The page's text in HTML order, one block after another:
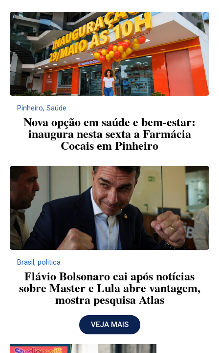
Pinheiro, Saúde
Nova opção em saúde e bem-estar:
inaugura nesta sexta a Farmácia
Cocais em Pinheiro
Brasil , politica
Flávio Bolsonaro cai após notícias
sobre Master e Lula abre vantagem,
mostra pesquisa Atlas
VEJA MAIS